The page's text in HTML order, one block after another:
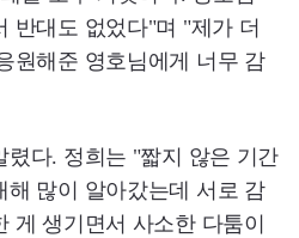
반대도 없었다"며 "제가 더
원해준 영호님에게 너무 감
렸다. 정희는 "짧지 않은 기간
해 많이 알아갔는데 서로 감
게 생기면서 사소한 다툼이